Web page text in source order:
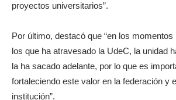
proyectos universitarios”.
Por último, destacó que “en los
los que ha atravesado la UdeC, la unidad
la ha sacado adelante, por lo que es
fortaleciendo este valor en la federación y
institución”.